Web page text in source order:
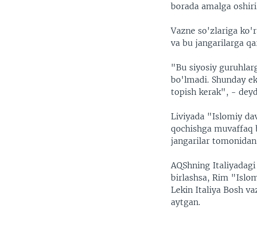
borada amalga
Vazne so'zlariga
va bu jangarilarga
"Bu siyosiy
bo'lmadi. Shunday
topish kerak", -
Liviyada "Islomiy
qochishga
jangarilar
AQShning
birlashsa, Rim
Lekin Italiya Bosh
aytgan.